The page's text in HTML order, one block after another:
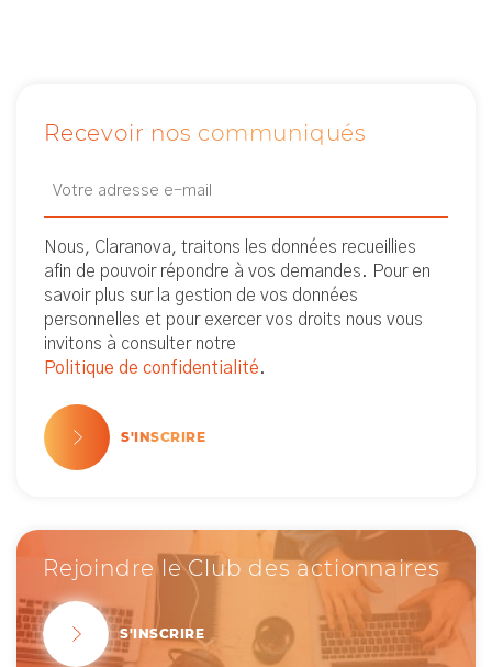
Recevoir nos communiqués
Newsletter
Nous, Claranova, traitons les données recueillies
afin de pouvoir répondre à vos demandes. Pour en
savoir plus sur la gestion de vos données
personnelles et pour exercer vos droits nous vous
invitons à consulter notre
Politique de confidentialité.
S'INSCRIRE
Rejoindre le Club des actionnaires
S'INSCRIRE